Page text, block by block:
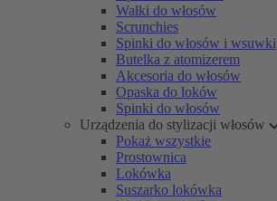
Wałki do włosów
Scrunchies
Spinki do włosów i wsuwki
Butelka z atomizerem
Akcesoria do włosów
Opaska do loków
Spinki do włosów
Urządzenia do stylizacji włosów
Pokaż wszystkie
Prostownica
Lokówka
Suszarko lokówka